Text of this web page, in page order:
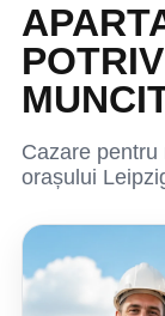
Cazare
orașului